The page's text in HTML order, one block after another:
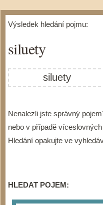
Výsledek hledání pojmu:
siluety
siluety
Nenalezli jste správný
nebo v případě
Hledání opakujte ve
HLEDAT POJEM: